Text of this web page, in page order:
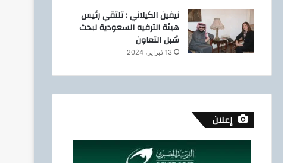
نيفين الكيلاني : تلتقي رئيس
هيئة الترفيه السعودية لبحث
سُبل التعاون
13 فبراير، 2024
إعلان